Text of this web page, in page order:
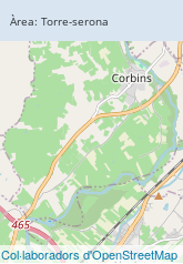
Col·laboradors d'OpenStreetMap